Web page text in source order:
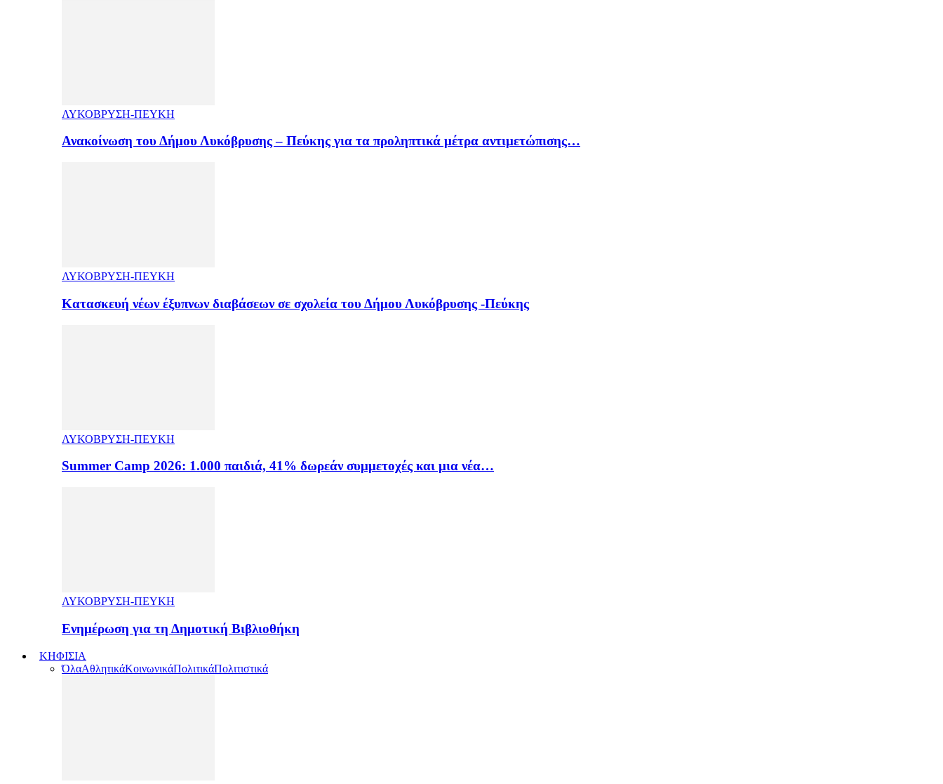
ΛΥΚΟΒΡΥΣΗ-ΠΕΥΚΗ
Ανακοίνωση του Δήμου Λυκόβρυσης – Πεύκης για τα προληπτικά μέτρα αντιμετώπισης…
ΛΥΚΟΒΡΥΣΗ-ΠΕΥΚΗ
Κατασκευή νέων έξυπνων διαβάσεων σε σχολεία του Δήμου Λυκόβρυσης -Πεύκης
ΛΥΚΟΒΡΥΣΗ-ΠΕΥΚΗ
Summer Camp 2026: 1.000 παιδιά, 41% δωρεάν συμμετοχές και μια νέα…
ΛΥΚΟΒΡΥΣΗ-ΠΕΥΚΗ
Ενημέρωση για τη Δημοτική Βιβλιοθήκη
ΚΗΦΙΣΙΑ
ΌλαΑθλητικάΚοινωνικάΠολιτικάΠολιτιστικά